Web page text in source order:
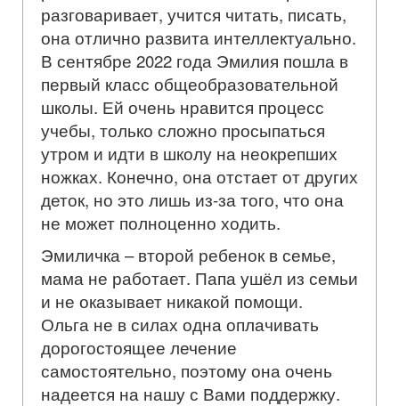
разговаривает, учится читать, писать,
она отлично развита интеллектуально.
В сентябре 2022 года Эмилия пошла в
первый класс общеобразовательной
школы. Ей очень нравится процесс
учебы, только сложно просыпаться
утром и идти в школу на неокрепших
ножках. Конечно, она отстает от других
деток, но это лишь из-за того, что она
не может полноценно ходить.
Эмиличка – второй ребенок в семье,
мама не работает. Папа ушёл из семьи
и не оказывает никакой помощи.
Ольга не в силах одна оплачивать
дорогостоящее лечение
самостоятельно, поэтому она очень
надеется на нашу с Вами поддержку.